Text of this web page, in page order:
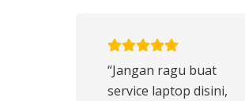
“Jangan ragu buat
service laptop disini,